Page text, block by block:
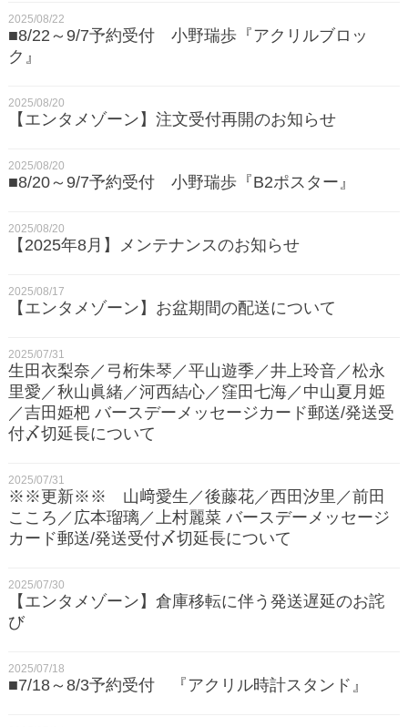
2025/08/22
■8/22～9/7予約受付 小野瑞歩『アクリルブロッ
ク』
2025/08/20
【エンタメゾーン】注文受付再開のお知らせ
2025/08/20
■8/20～9/7予約受付 小野瑞歩『B2ポスター』
2025/08/20
【2025年8月】メンテナンスのお知らせ
2025/08/17
【エンタメゾーン】お盆期間の配送について
2025/07/31
生田衣梨奈／弓桁朱琴／平山遊季／井上玲音／松永
里愛／秋山眞緒／河西結心／窪田七海／中山夏月姫
／吉田姫杷 バースデーメッセージカード郵送/発送受
付〆切延長について
2025/07/31
※※更新※※ 山﨑愛生／後藤花／西田汐里／前田
こころ／広本瑠璃／上村麗菜 バースデーメッセージ
カード郵送/発送受付〆切延長について
2025/07/30
【エンタメゾーン】倉庫移転に伴う発送遅延のお詫
び
2025/07/18
■7/18～8/3予約受付 『アクリル時計スタンド』